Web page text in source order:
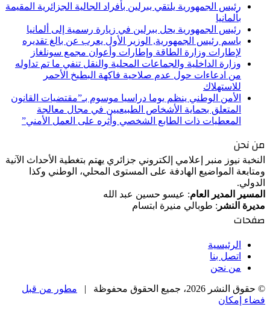
رئيس الجمهورية يلتقي ببرلين بأفراد الجالية الجزائرية المقيمة
بألمانيا
رئيس الجمهورية يحل ببرلين في زيارة رسمية إلى ألمانيا
باسم رئيس الجمهورية, الوزير الأول يعرب عن بالغ تقديره
لإطارات وزارة الطاقة وإطارات وأعوان مجمع سونلغاز
وزارة الداخلية والجماعات المحلية والنقل تنفي ما تم تداوله
من ادعاءات حول عدم صلاحية فاكهة البطيخ الأحمر
للاستهلاك
الأمن الوطني ينظم يوما دراسيا موسوم بـ”مقتضيات القانون
المتعلق بحماية الأشخاص الطبيعيين في مجال معالجة
المعطيات ذات الطابع الشخصي وأثره على العمل الأمني”
من نحن
النخبة نيوز منبر إعلامي إلكتروني جزائري يهتم بتغطية الأحداث الآنية
ومتابعة المواضيع الهادفة على المستوى المحلي، الوطني وكذا
الدولي.
المسير المدير العام: عيسو حسين عبد الله
مديرة النشر : طوبالي منيرة ابتسام
صفحات
الرئيسية
اتصل بنا
من نحن
© حقوق النشر 2026، جميع الحقوق محفوظة |
مطور من قبل
فضاء إمكان